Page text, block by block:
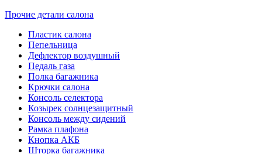
Прочие детали салона
Пластик салона
Пепельница
Дефлектор воздушный
Педаль газа
Полка багажника
Крючки салона
Консоль селектора
Козырек солнцезащитный
Консоль между сидений
Рамка плафона
Кнопка АКБ
Шторка багажника